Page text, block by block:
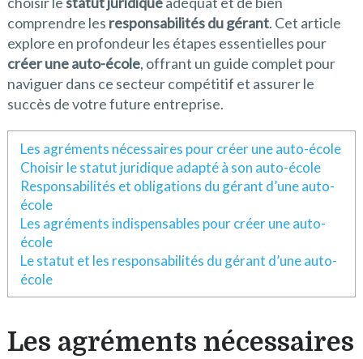
comprendre les responsabilités du gérant. Cet article
explore en profondeur les étapes essentielles pour
créer une auto-école, offrant un guide complet pour
naviguer dans ce secteur compétitif et assurer le
succès de votre future entreprise.
Les agréments nécessaires pour créer une auto-école
Choisir le statut juridique adapté à son auto-école
Responsabilités et obligations du gérant d’une auto-
école
Les agréments indispensables pour créer une auto-
école
Le statut et les responsabilités du gérant d’une auto-
école
Les agréments nécessaires